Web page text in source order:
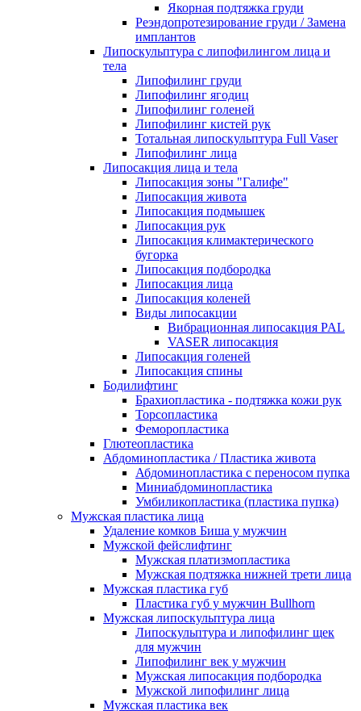
Якорная подтяжка груди
Реэндопротезирование груди / Замена
имплантов
Липоскульптура с липофилингом лица и
тела
Липофилинг груди
Липофилинг ягодиц
Липофилинг голеней
Липофилинг кистей рук
Тотальная липоскульптура Full Vaser
Липофилинг лица
Липосакция лица и тела
Липосакция зоны "Галифе"
Липосакция живота
Липосакция подмышек
Липосакция рук
Липосакция климактерического
бугорка
Липосакция подбородка
Липосакция лица
Липосакция коленей
Виды липосакции
Вибрационная липосакция PAL
VASER липосакция
Липосакция голеней
Липосакция спины
Бодилифтинг
Брахиопластика - подтяжка кожи рук
Торсопластика
Феморопластика
Глютеопластика
Абдоминопластика / Пластика живота
Абдоминопластика с переносом пупка
Миниабдоминопластика
Умбиликопластика (пластика пупка)
Мужская пластика лица
Удаление комков Биша у мужчин
Мужской фейслифтинг
Мужская платизмопластика
Мужская подтяжка нижней трети лица
Мужская пластика губ
Пластика губ у мужчин Bullhorn
Мужская липоскульптура лица
Липоскульптура и липофилинг щек
для мужчин
Липофилинг век у мужчин
Мужская липосакция подбородка
Мужской липофилинг лица
Мужская пластика век